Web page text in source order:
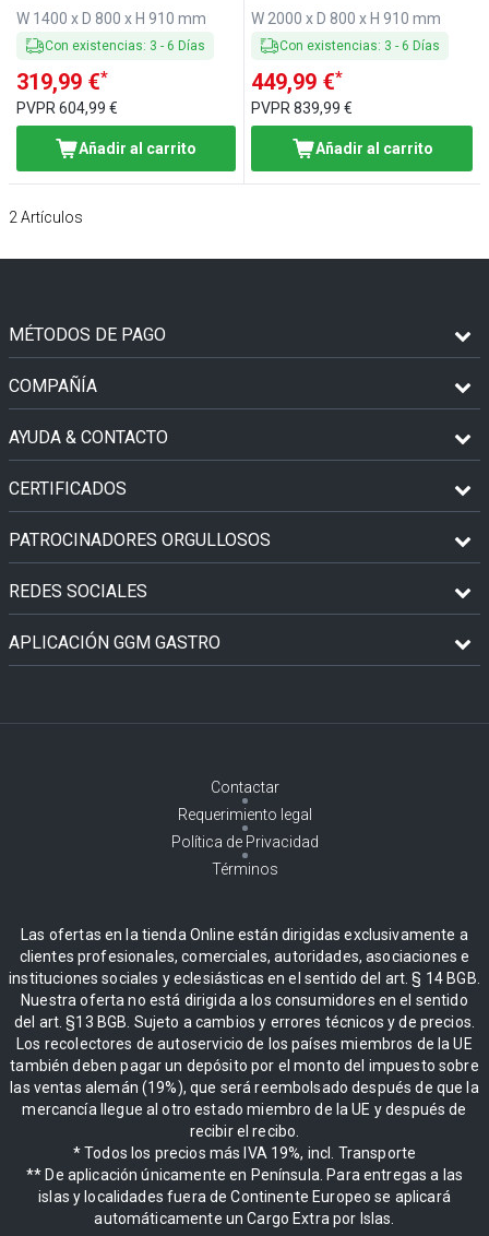
800 mm
W 1400 x D 800 x H 910 mm
Con existencias: 3 - 6 Días
319,99 €*
PVPR 604,99 €
Añadir al carrito
800 mm
W 2000 x D 800 x H 910 mm
Con existencias: 3 - 6 Días
449,99 €*
PVPR839,99 €
Añadir al carrito
2 Artículos
MÉTODOS DE PAGO
COMPAÑÍA
AYUDA & CONTACTO
CERTIFICADOS
PATROCINADORES ORGULLOSOS
REDES SOCIALES
APLICACIÓN GGM GASTRO
Contactar
Requerimiento legal
Política de Privacidad
Términos
Las ofertas en la tienda Online están dirigidas exclusivamente a
clientes profesionales, comerciales, autoridades, asociaciones e
instituciones sociales y eclesiásticas en el sentido del art. § 14 BGB.
Nuestra oferta no está dirigida a los consumidores en el sentido
del art. §13 BGB. Sujeto a cambios y errores técnicos y de precios.
Los recolectores de autoservicio de los países miembros de la UE
también deben pagar un depósito por el monto del impuesto sobre
las ventas alemán (19%), que será reembolsado después de que la
mercancía llegue al otro estado miembro de la UE y después de
recibir el recibo.
* Todos los precios más IVA 19%, incl. Transporte
** De aplicación únicamente en Península. Para entregas a las
islas y localidades fuera de Continente Europeo se aplicará
automáticamente un Cargo Extra por Islas.